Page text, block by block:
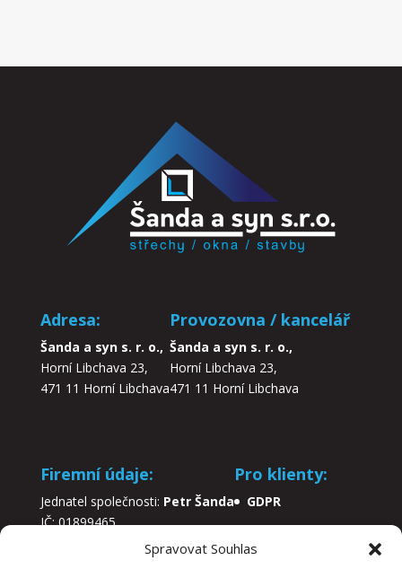
Spravovat Souhlas
Adresa:
Šanda a syn s. r. o.,
Horní Libchava 23,
471 11 Horní Libchava
Provozovna / kancelář
Šanda a syn s. r. o.,
Horní Libchava 23,
471 11 Horní Libchava
Firemní údaje:
Jednatel společnosti: Petr Šanda
IČ: 01899465
Pro klienty:
GDPR